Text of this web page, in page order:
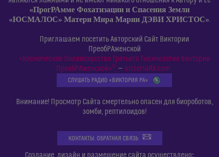
«ПрогРАмме Фохатизации и Спасения Земли
«ЮСМАЛОС» Матери Мира Марии ДЭВИ ХРИСТОС».
Приглашаем посетить Авторский Сайт Виктории
ПреобРАженской
«Космическое Полиискусство Третьего Тысячелетия Виктории
ПреобРАженской»©— VictoriaRA.com
СЛУШАТЬ РАДИО «ВИКТОРИЯ РА»
Внимание! Просмотр Сайта смертельно опасен для биороботов,
зомби, рептилоидов!
КОНТАКТЫ. ОБРАТНАЯ СВЯЗЬ
Создание, дизайн и размещение сайта осуществлено: